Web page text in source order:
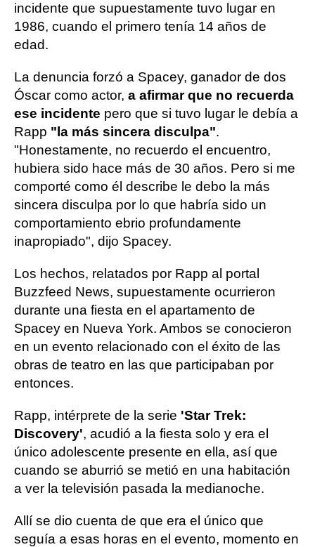
incidente que supuestamente tuvo lugar en
1986, cuando el primero tenía 14 años de
edad.
La denuncia forzó a Spacey, ganador de dos
Óscar como actor, a afirmar que no recuerda
ese incidente pero que si tuvo lugar le debía a
Rapp "la más sincera disculpa".
"Honestamente, no recuerdo el encuentro,
hubiera sido hace más de 30 años. Pero si me
comporté como él describe le debo la más
sincera disculpa por lo que habría sido un
comportamiento ebrio profundamente
inapropiado", dijo Spacey.
Los hechos, relatados por Rapp al portal
Buzzfeed News, supuestamente ocurrieron
durante una fiesta en el apartamento de
Spacey en Nueva York. Ambos se conocieron
en un evento relacionado con el éxito de las
obras de teatro en las que participaban por
entonces.
Rapp, intérprete de la serie 'Star Trek:
Discovery', acudió a la fiesta solo y era el
único adolescente presente en ella, así que
cuando se aburrió se metió en una habitación
a ver la televisión pasada la medianoche.
Allí se dio cuenta de que era el único que
seguía a esas horas en el evento, momento en